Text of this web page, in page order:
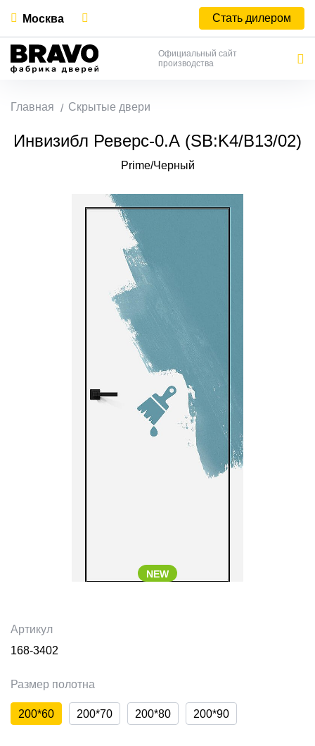
Москва Стать дилером
Официальный сайт
производства
Главная Скрытые двери
Инвизибл Реверс-0.А (SB:K4/В13/02)
Prime/Черный
NEW
Артикул
168-3402
Размер полотна
200*60 200*70 200*80 200*90